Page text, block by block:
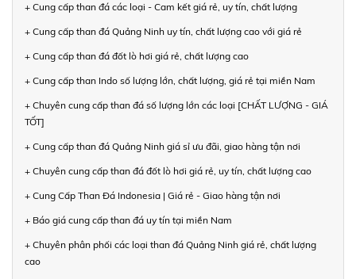
+ Cung cấp than đá các loại - Cam kết giá rẻ, uy tín, chất lượng
+ Cung cấp than đá Quảng Ninh uy tín, chất lượng cao với giá rẻ
+ Cung cấp than đá đốt lò hơi giá rẻ, chất lượng cao
+ Cung cấp than Indo số lượng lớn, chất lượng, giá rẻ tại miền Nam
+ Chuyên cung cấp than đá số lượng lớn các loại [CHẤT LƯỢNG - GIÁ
TỐT]
+ Cung cấp than đá Quảng Ninh giá sỉ ưu đãi, giao hàng tận nơi
+ Chuyên cung cấp than đá đốt lò hơi giá rẻ, uy tín, chất lượng cao
+ Cung Cấp Than Đá Indonesia | Giá rẻ - Giao hàng tận nơi
+ Báo giá cung cấp than đá uy tín tại miền Nam
+ Chuyên phân phối các loại than đá Quảng Ninh giá rẻ, chất lượng
cao